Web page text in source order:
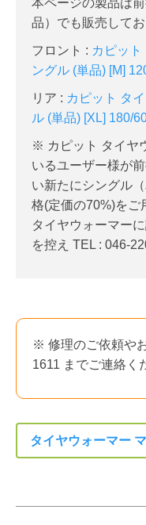
本ページの製品は
品）でも販売してお
フロント : カピッ
ングル (単品) [M]
リア : カピット タ
ル (単品) [XL] 180/
※ カピット タイヤ
いるユーザー様が
い新たにシングル
格(定価の70%)をご
タイヤウォーマー
を控え TEL : 046-
※ 修理のご依頼や
1611 までご連絡く
タイヤウォーマー